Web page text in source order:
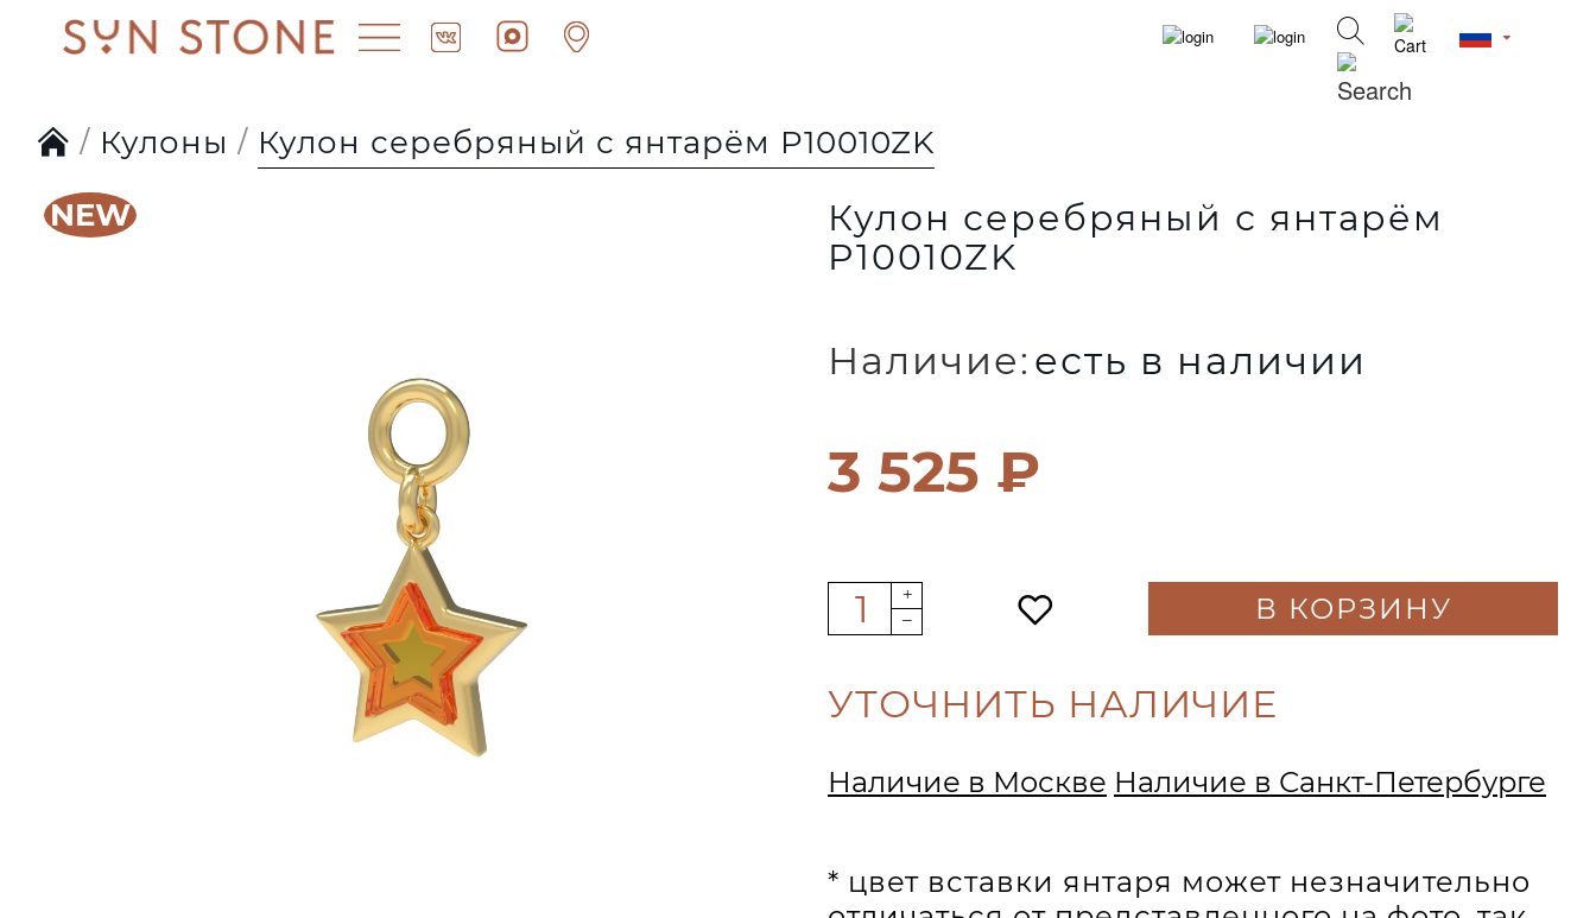
Кулоны
Кулон серебряный с янтарём P10010ZK
NEW
Кулон серебряный с янтарём
P10010ZK
3 525 ₽
Наличие: есть в наличии
В КОРЗИНУ
* цвет вставки янтаря может незначительно
УТОЧНИТЬ НАЛИЧИЕ
Наличие в Москве Наличие в Санкт-Петербурге